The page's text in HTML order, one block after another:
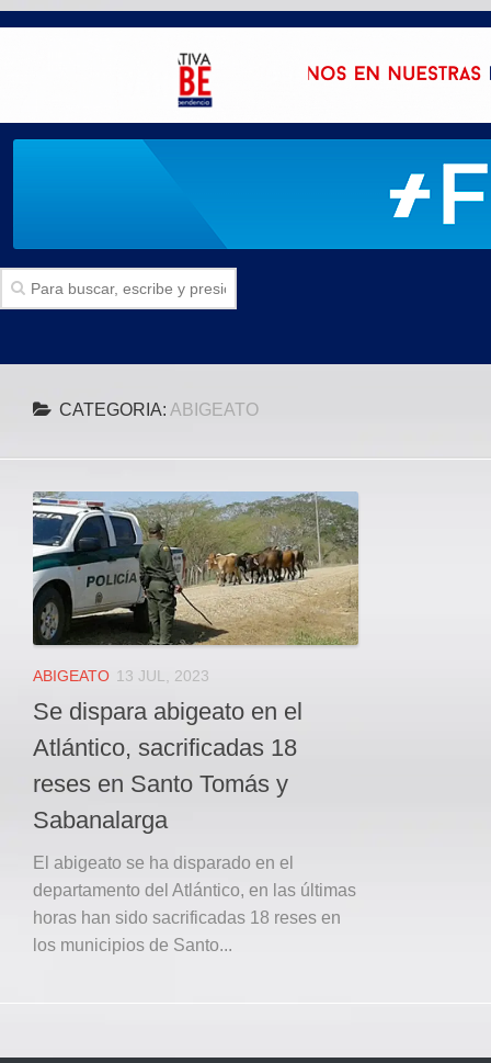
Politica
Local
Deportes
JUDICIAL
ÁREA METROPOLITANA
REGIONAL
DEPARTAMENTAL
Internacional
OPINIÓN
Contactenos
facebook
Twitter
Instagram
Registro ISSN: 2711-3299
CATEGORIA: ABIGEATO
ABIGEATO 13 JUL, 2023
Se dispara abigeato en el
Atlántico, sacrificadas 18
reses en Santo Tomás y
Sabanalarga
El abigeato se ha disparado en el
departamento del Atlántico, en las últimas
horas han sido sacrificadas 18 reses en
los municipios de Santo...